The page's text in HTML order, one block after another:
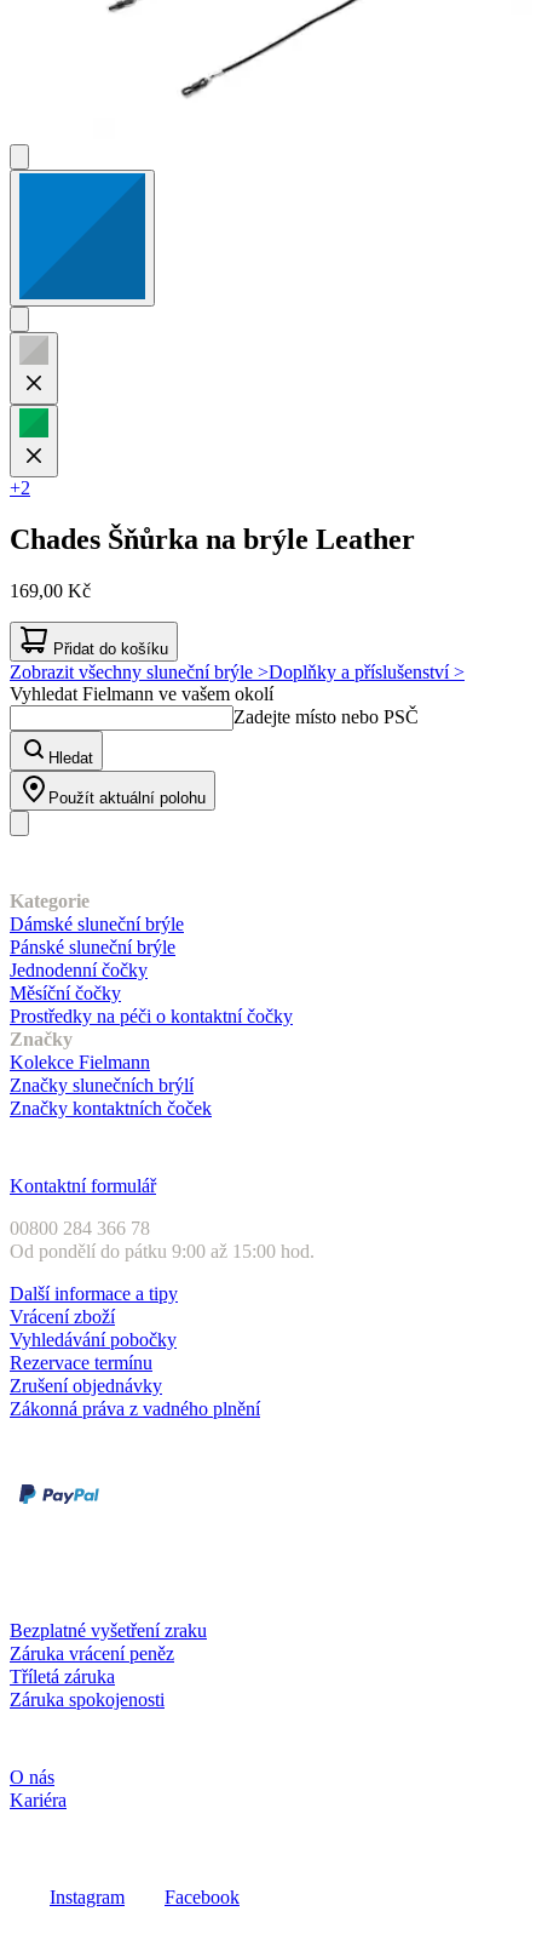
+2
Chades Šňůrka na brýle Leather
169,00 Kč
Přidat do košíku
Zobrazit všechny sluneční brýle >Doplňky a příslušenství >
Vyhledat Fielmann ve vašem okolí
Zadejte místo nebo PSČ
Hledat
Použít aktuální polohu
Kategorie
Dámské sluneční brýle
Pánské sluneční brýle
Jednodenní čočky
Měsíční čočky
Prostředky na péči o kontaktní čočky
Značky
Kolekce Fielmann
Značky slunečních brýlí
Značky kontaktních čoček
Kontaktní formulář
00800 284 366 78
Od pondělí do pátku 9:00 až 15:00 hod.
Další informace a tipy
Vrácení zboží
Vyhledávání pobočky
Rezervace termínu
Zrušení objednávky
Zákonná práva z vadného plnění
Bezplatné vyšetření zraku
Záruka vrácení peněz
Tříletá záruka
Záruka spokojenosti
O nás
Kariéra
Instagram Facebook